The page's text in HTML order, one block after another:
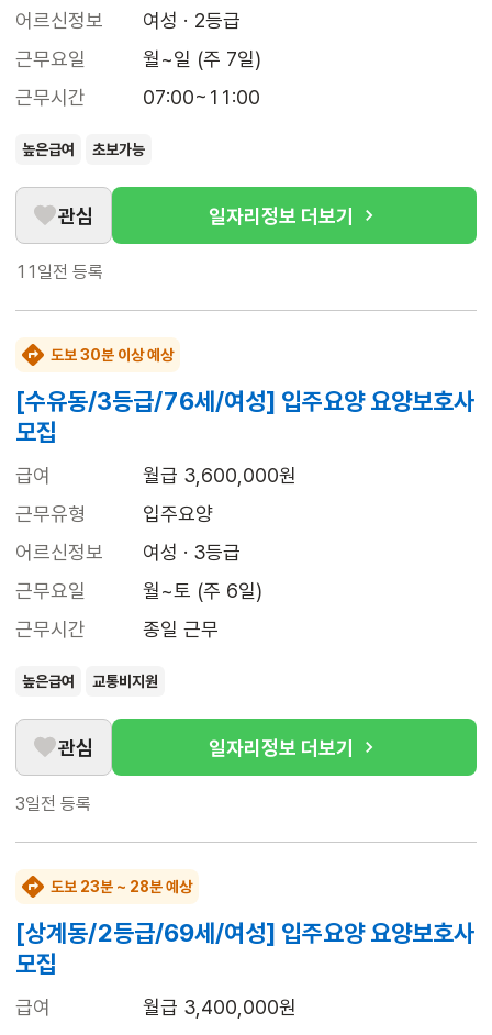
어르신정보
여성 · 2등급
근무요일
월~일 (주 7일)
근무시간
07:00~11:00
높은급여 초보가능
관심 일자리정보 더보기
11일전 등록
도보 30분 이상 예상
[수유동/3등급/76세/여성] 입주요양 요양보호사
모집
급여
월급 3,600,000원
근무유형
입주요양
어르신정보
여성 · 3등급
근무요일
월~토 (주 6일)
근무시간
종일 근무
높은급여 교통비지원
관심 일자리정보 더보기
3일전 등록
도보 23분 ~ 28분 예상
[상계동/2등급/69세/여성] 입주요양 요양보호사
모집
급여
월급 3,400,000원